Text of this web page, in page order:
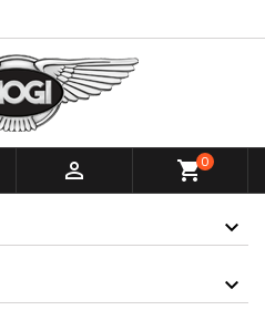
 shopping_cart0